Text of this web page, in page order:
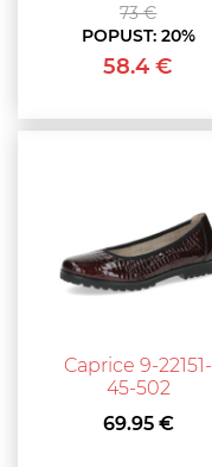
73 €
POPUST: 20%
58.4 €
Caprice 9-22151-
45-502
69.95 €